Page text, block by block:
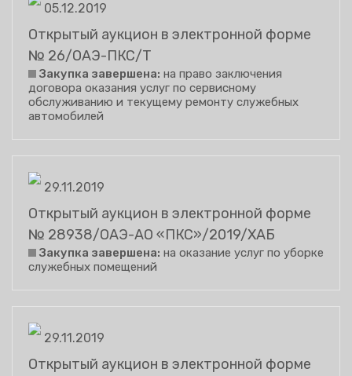
05.12.2019
Открытый аукцион в электронной форме
№ 26/ОАЭ-ПКС/Т
Закупка завершена: на право заключения
договора оказания услуг по сервисному
обслуживанию и текущему ремонту служебных
автомобилей
29.11.2019
Открытый аукцион в электронной форме
№ 28938/ОАЭ-АО «ПКС»/2019/ХАБ
Закупка завершена: на оказание услуг по уборке
служебных помещений
29.11.2019
Открытый аукцион в электронной форме